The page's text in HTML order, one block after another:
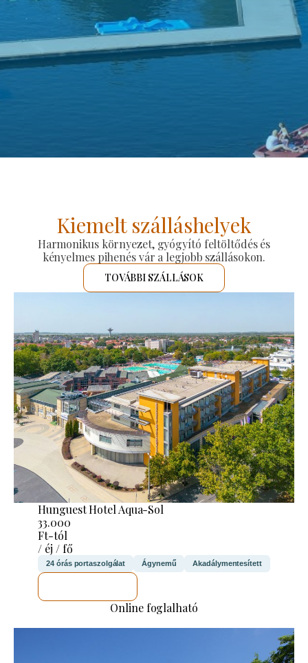
Kiemelt szálláshelyek
Harmonikus környezet, gyógyító feltöltődés és
kényelmes pihenés vár a legjobb szállásokon.
TOVÁBBI SZÁLLÁSOK
Hunguest Hotel Aqua-Sol
33.000
Ft-tól
/ éj / fő
24 órás portaszolgálat Ágynemű Akadálymentesített
Online foglalható